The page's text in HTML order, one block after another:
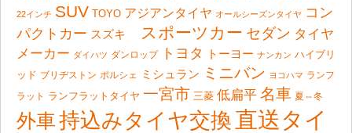
22インチ SUV TOYO アジアンタイヤ オールシーズンタイヤ コン
パクトカー スズキ スポーツカー セダン タイヤ
メーカー ダイハツ ダンロップ トヨタ トーヨー ナンカン ハイブリ
ッド ブリヂストン ポルシェ ミシュラン ミニバン ヨコハマ ランフ
ラット ランフラットタイヤ 一宮市 三菱 低扁平 名車 夏⇔冬
外車持込みタイヤ交換 直送タイ